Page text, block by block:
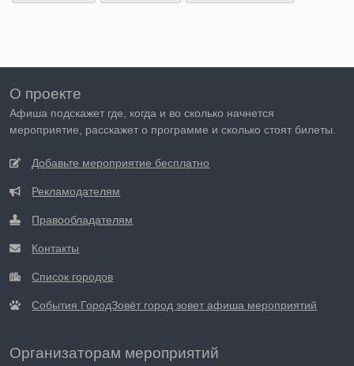
О проекте
Афиша подскажет где, когда и во сколько начнется
мероприятие, расскажет о программе и сколько стоят билеты.
Добавьте мероприятие бесплатно
Рекламодателям
Правообладателям
Контакты
Список городов
События ГородЗовёт город зовет афиша мероприятий
Организаторам мероприятий